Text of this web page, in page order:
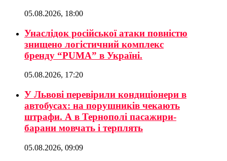
05.08.2026, 18:00
Унаслідок російської атаки повністю
знищено логістичний комплекс
бренду “PUMA” в Україні.
05.08.2026, 17:20
У Львові перевірили кондиціонери в
автобусах: на порушників чекають
штрафи. А в Тернополі пасажири-
барани мовчать і терплять
05.08.2026, 09:09